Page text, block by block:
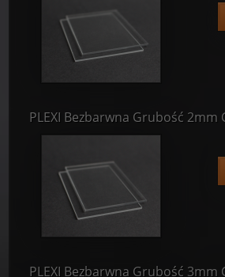
PLEXI Bezbarwna Grubość 2mm
PLEXI Bezbarwna Grubość 3mm